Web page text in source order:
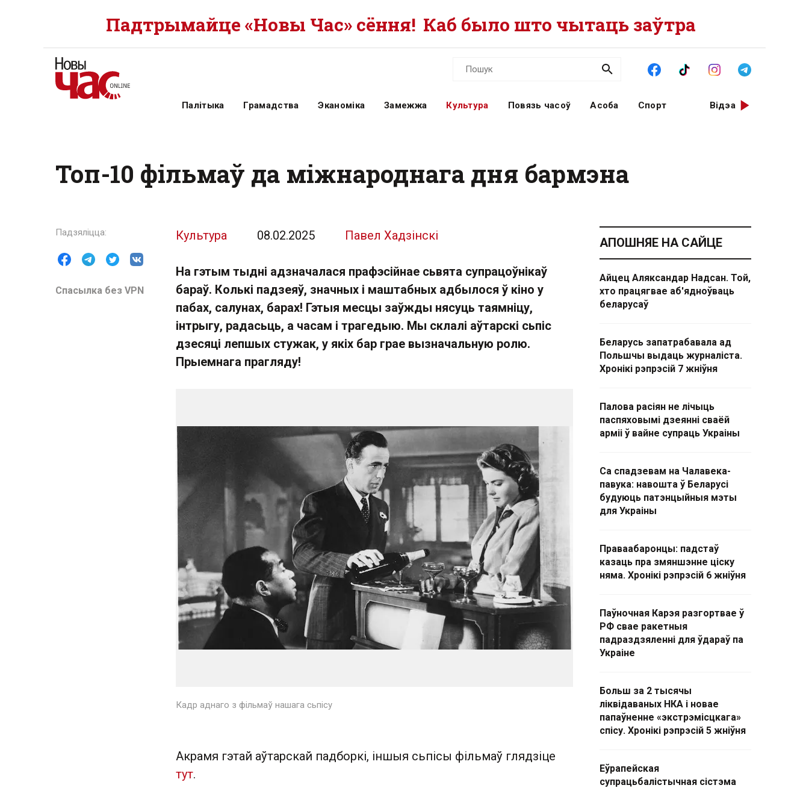
Падтрымайце «Новы Час» сёння! Каб было што чытаць заўтра
Палітыка Грамадства Эканоміка Замежжа Культура Повязь часоў Асоба Спорт Відэа
Топ-10 фільмаў да міжнароднага дня бармэна
Спасылка без VPN
Культура 08.02.2025 Павел Хадзінскі
На гэтым тыдні адзначалася прафэсійнае сьвята супрацоўнікаў
бараў. Колькі падзеяў, значных і маштабных адбылося ў кіно у
пабах, салунах, барах! Гэтыя месцы заўжды нясуць таямніцу,
інтрыгу, радасьць, а часам і трагедыю. Мы склалі аўтарскі сьпіс
дзесяці лепшых стужак, у якіх бар грае вызначальную ролю.
Прыемнага прагляду!
Кадр аднаго з фільмаў нашага сьпісу
Акрамя гэтай аўтарскай падборкі, іншыя сьпісы фільмаў глядзіце
тут.
АПОШНЯЕ НА САЙЦЕ
Айцец Аляксандар Надсан. Той,
хто працягвае аб'ядноўваць
беларусаў
Беларусь запатрабавала ад
Польшчы выдаць журналіста.
Хронікі рэпрэсій 7 жніўня
Палова расіян не лічыць
паспяховымі дзеянні сваёй
арміі ў вайне супраць Украіны
Са спадзевам на Чалавека-
павука: навошта ў Беларусі
будуюць патэнцыйныя мэты
для Украіны
Праваабаронцы: падстаў
казаць пра змяншэнне ціску
няма. Хронікі рэпрэсій 6 жніўня
Паўночная Карэя разгортвае ў
РФ свае ракетныя
падраздзяленні для ўдараў па
Украіне
Больш за 2 тысячы
ліквідаваных НКА і новае
папаўненне «экстрэмісцкага»
спісу. Хронікі рэпрэсій 5 жніўня
Еўрапейская
супрацьбалістычная сістэма